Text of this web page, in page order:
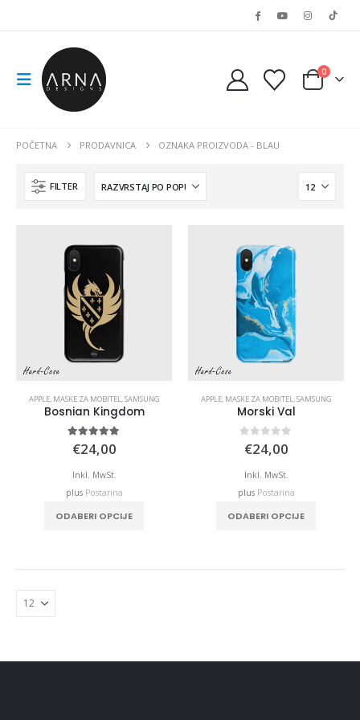
0
POČETNA PRODAVNICA OZNAKA PROIZVODA - BLAU
FILTER
APPLE, MASKE ZA MOBITEL,SAMSUNG
Bosnian Kingdom
5.00out of 5
€24,00
Inkl. MwSt.
plus Postarina
ODABERI OPCIJE
APPLE, MASKE ZA MOBITEL,SAMSUNG
Morski Val
out of 5
€24,00
Inkl. MwSt.
plus Postarina
ODABERI OPCIJE